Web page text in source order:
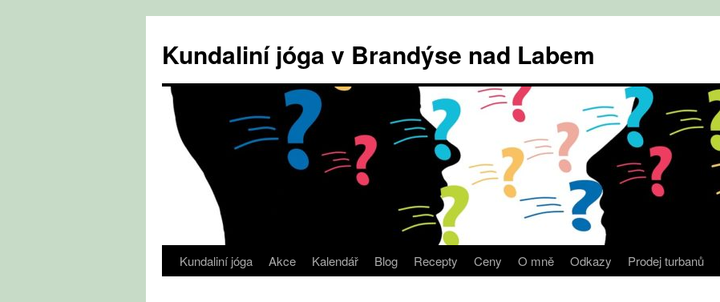
obsahu
webu
Kundaliní jóga v Brandýse nad Labem
Kundaliní jóga Akce Kalendář Blog Recepty Ceny O mně Odkazy Prodej turbanů